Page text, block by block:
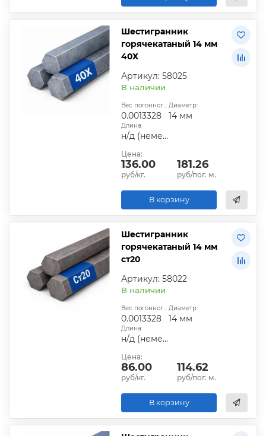
Шестигранник
горячекатаный 14 мм
40Х
Артикул: 58025
В наличии
Вес погонного метра, т.:
0.0013328
Диаметр:
14 мм
Длина:
н/д (немерная)
Цена:
136.00
руб/кг.
181.26
руб/пог. м.
В корзину
Шестигранник
горячекатаный 14 мм
ст20
Артикул: 58022
В наличии
Вес погонного метра, т.:
0.0013328
Диаметр:
14 мм
Длина:
н/д (немерная)
Цена:
86.00
руб/кг.
114.62
руб/пог. м.
В корзину